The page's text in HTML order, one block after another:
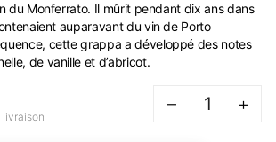
du Monferrato. Il mûrit pendant dix ans dans
auparavant du vin de Porto
cette grappa a développé des notes
de vanille et d’abricot.
livraison
– +